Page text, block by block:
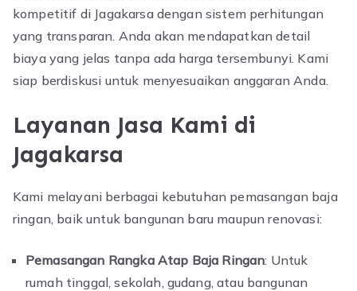
kompetitif di Jagakarsa dengan sistem perhitungan
yang transparan. Anda akan mendapatkan detail
biaya yang jelas tanpa ada harga tersembunyi. Kami
siap berdiskusi untuk menyesuaikan anggaran Anda.
Layanan Jasa Kami di
Jagakarsa
Kami melayani berbagai kebutuhan pemasangan baja
ringan, baik untuk bangunan baru maupun renovasi:
Pemasangan Rangka Atap Baja Ringan: Untuk
rumah tinggal, sekolah, gudang, atau bangunan